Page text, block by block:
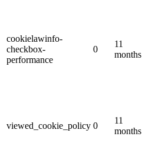
cookielawinfo-
checkbox-
performance
0
11
months
viewed_cookie_policy 0
11
months